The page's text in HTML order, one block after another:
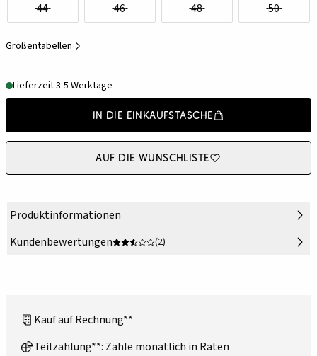
44 46 48 50
Größentabellen
Lieferzeit 3-5 Werktage
In die Einkaufstasche
Auf die Wunschliste
Produktinformationen
Kundenbewertungen
(2)
Kauf auf Rechnung**
Teilzahlung**: Zahle monatlich in Raten